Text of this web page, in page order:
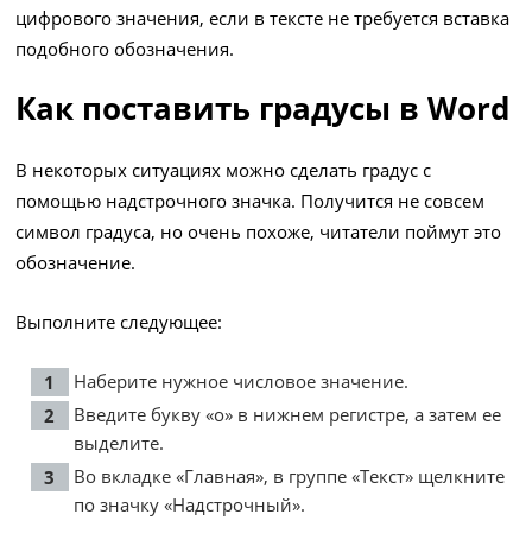
цифрового значения, если в тексте не требуется вставка
подобного обозначения.
Как поставить градусы в Word
В некоторых ситуациях можно сделать градус с
помощью надстрочного значка. Получится не совсем
символ градуса, но очень похоже, читатели поймут это
обозначение.
Выполните следующее:
Наберите нужное числовое значение.
Введите букву «о» в нижнем регистре, а затем ее
выделите.
Во вкладке «Главная», в группе «Текст» щелкните
по значку «Надстрочный».